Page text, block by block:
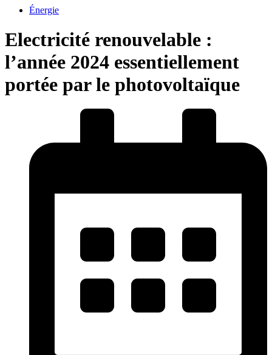
Énergie
Electricité renouvelable :
l’année 2024 essentiellement
portée par le photovoltaïque